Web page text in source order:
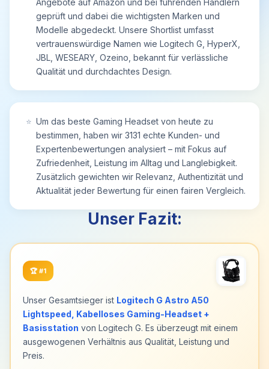
Umschalten zwischen Bluetooth- sowie 2.4G-
Modus und zur Lautstärkeregelung,
Sprachsteuerung, Steuerung der RGB-
Beleuchtung usw. Das 120°-einstellbare ENC-
Mikrofon mit Geräuschunterdrückung ermöglicht
einen klaren Sprachdialog und kann jederzeit
ausgeblendet werden, wenn es nicht benötigt
wird.
Duale kabellose Modi sind mit für PS5, PS4, PC,
Mac, Game boy, Mobiltelefon, Laptop, Switch und
anderen Geräten kompatibel, so dass die Spieler
die Freiheit eines kabellosen Spielerlebnis nach
Herzenslust genießen können.
Wenn das Headset über den Bluetooth-Modus mit
PS4/PS5/PC verbunden ist, ist ein zusätzlicher
Bluetooth-USB-Dongle erforderlich (nicht im
nicht gleichzeitig verwendet werden.
Mit eingeschaltetem RGB-Beleuchtungsmodus
Angebote auf Amazon und bei führenden Händlern
geprüft und dabei die wichtigsten Marken und
Modelle abgedeckt. Unsere Shortlist umfasst
vertrauenswürdige Namen wie Logitech G, HyperX,
JBL, WESEARY, Ozeino, bekannt für verlässliche
Qualität und durchdachtes Design.
⭐ Um das beste Gaming Headset von heute zu
bestimmen, haben wir 3131 echte Kunden- und
Expertenbewertungen analysiert – mit Fokus auf
Zufriedenheit, Leistung im Alltag und Langlebigkeit.
Zusätzlich gewichten wir Relevanz, Authentizität und
Aktualität jeder Bewertung für einen fairen Vergleich.
Unser Fazit:
🏆 #1
Unser Gesamtsieger ist Logitech G Astro A50
Lightspeed, Kabelloses Gaming-Headset +
Basisstation von Logitech G. Es überzeugt mit einem
ausgewogenen Verhältnis aus Qualität, Leistung und
Preis.